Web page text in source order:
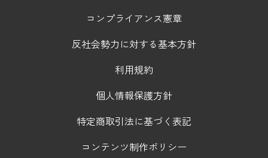
コンプライアンス憲章
反社会勢力に対する基本方針
利用規約
個人情報保護方針
特定商取引法に基づく表記
コンテンツ制作ポリシー